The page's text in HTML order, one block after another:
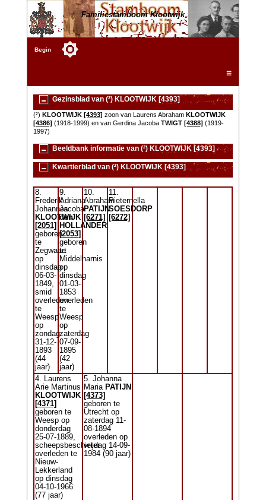
Familiestamboom Klootwijk
Begin
☰
Gezinsblad van (²) KLOOTWIJK [4393]
(²) KLOOTWIJK [4393] zoon van Laurens Abraham KLOOTWIJK
[4386] (1918-1999) en van Gerdina Jacoba TWIGT [4388] (1919-
1997)
Beeldbank informatie van (²) KLOOTWIJK [4393]
Kwartierblad van (²) KLOOTWIJK [4393]
8.
Frederik
Johannes
KLOOTWIJK
[2051]
geboren
te
Zegwaart
op
dinsdag
06-03-
1849,
smid
overleden
te
Weesp
op
zondag
31-12-
1893
(44
jaar)
9.
Adriana
Jacoba
den
HOLLANDER
[2053]
geboren
te
Middelharnis
op
dinsdag
01-03-
1853
overleden
te
Weesp
op
zaterdag
07-09-
1895
(42
jaar)
10.
Abraham
PATIJN
[6271]
11.
Pieternella
SOESDORP
[6272]
4. Laurens
Arie Martinus
KLOOTWIJK
[4371]
geboren te
Weesp op
donderdag
25-07-1889,
scheepsbeschieter
overleden te
Nieuw-
Lekkerland
op dinsdag
04-10-1966
(77 jaar)
5. Johanna
Maria PATIJN
[4373]
geboren te
Utrecht op
zaterdag 11-
08-1894
overleden op
vrijdag 14-09-
1984 (90 jaar)